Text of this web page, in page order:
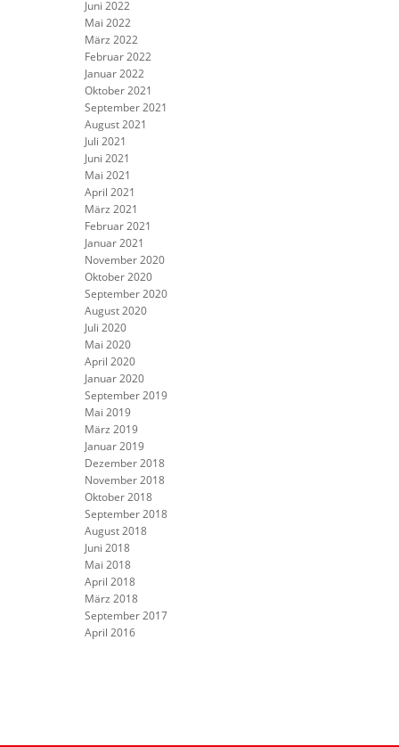
Juni 2022
Mai 2022
März 2022
Februar 2022
Januar 2022
Oktober 2021
September 2021
August 2021
Juli 2021
Juni 2021
Mai 2021
April 2021
März 2021
Februar 2021
Januar 2021
November 2020
Oktober 2020
September 2020
August 2020
Juli 2020
Mai 2020
April 2020
Januar 2020
September 2019
Mai 2019
März 2019
Januar 2019
Dezember 2018
November 2018
Oktober 2018
September 2018
August 2018
Juni 2018
Mai 2018
April 2018
März 2018
September 2017
April 2016